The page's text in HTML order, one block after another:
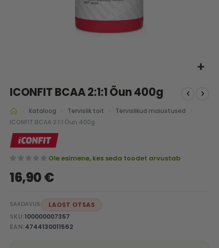
to
beginning
of
the
images
ICONFIT BCAA 2:1:1 Õun 400g
Kataloog Tervislik toit
Tervislikud maiustused
ICONFIT BCAA 2:1:1 Õun 400g
Ole esimene, kes seda toodet arvustab
16,90 €
SAADAVUS:
LAOST OTSAS
SKU 100000007357
EAN 4744130011562